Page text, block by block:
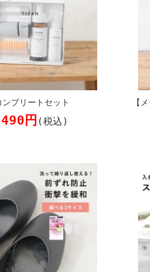
ンプリートセット
円 (税込)
【